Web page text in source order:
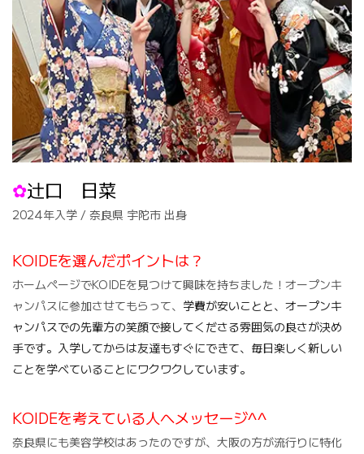
✿辻口 日菜
2024年入学 / 奈良県 宇陀市 出身
KOIDEを選んだポイントは？
ホームページでKOIDEを見つけて興味を持ちました！オープンキ
ャンパスに参加させてもらって、 学費が安いことと、オープンキ
ャンパスでの先輩方の笑顔で接してくださる雰囲気の良さが決め
手です。入学してからは友達もすぐにできて、毎日楽しく新しい
ことを学べていることにワクワクしています。
KOIDEを考えている人へメッセージ^^
奈良県にも美容学校はあったのですが、大阪の方が流行りに特化